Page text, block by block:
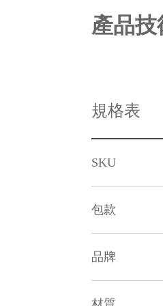
產品
規格表
SKU
包款
品牌